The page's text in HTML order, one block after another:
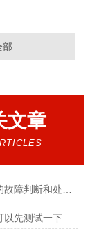
部
文章
以先测试一下